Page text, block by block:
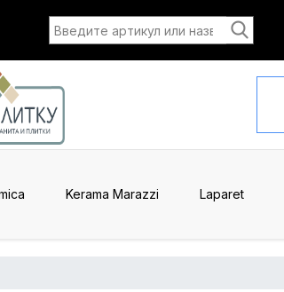
Kerama Marazzi Laparet